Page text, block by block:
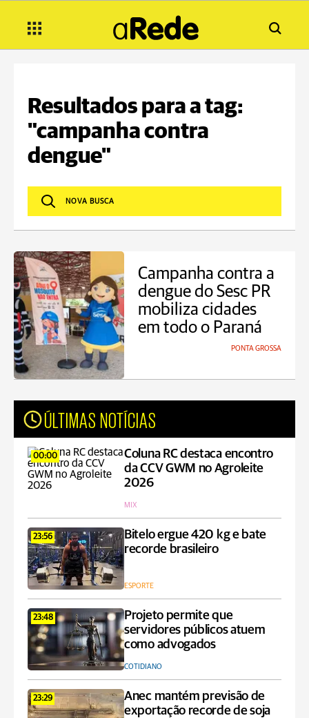
Resultados para a tag:
"campanha contra
dengue"
Campanha contra a
dengue do Sesc PR
mobiliza cidades
em todo o Paraná
PONTA GROSSA
ÚLTIMAS NOTÍCIAS
00:00
Coluna RC destaca encontro
da CCV GWM no Agroleite
2026
MIX
23:56
Bitelo ergue 420 kg e bate
recorde brasileiro
ESPORTE
23:48
Projeto permite que
servidores públicos atuem
como advogados
COTIDIANO
23:29
Anec mantém previsão de
exportação recorde de soja